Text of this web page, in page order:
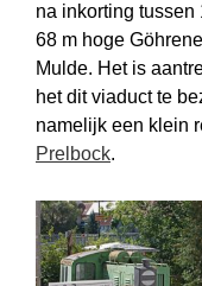
na inkorting tussen
68 m hoge
Mulde. Het is
het dit viaduct te
namelijk een klein
Prelbock.